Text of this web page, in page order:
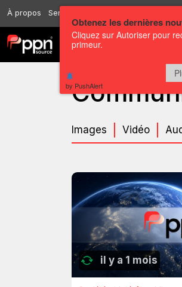
Chaînes
À propos Services
Images Vidéo
il y a 1 mois
Obtenez les dernières
Cliquez sur Autoriser pour
primeur.
by PushAlert